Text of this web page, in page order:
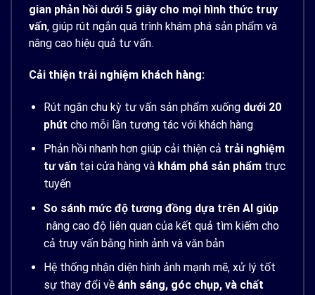
gian phản hồi dưới 5 giây cho mọi hình thức truy
vấn, giúp rút ngắn quá trình khám phá sản phẩm và
nâng cao hiệu quả tư vấn.
Cải thiện trải nghiệm khách hàng:
Rút ngắn chu kỳ tư vấn sản phẩm xuống dưới 20
phút cho mỗi lần tương tác với khách hàng
Phản hồi nhanh hơn giúp cải thiện cả trải nghiệm
tư vấntại cửa hàng và khám phá sản phẩmtrực
tuyến
So sánh mức độ tương đồng dựa trên AI giúp
nâng cao độ liên quan của kết quả tìm kiếm cho
cả truy vấn bằng hình ảnh và văn bản
Hệ thống nhận diện hình ảnh mạnh mẽ, xử lý tốt
sự thay đổi về ánh sáng, góc chụp, và chất